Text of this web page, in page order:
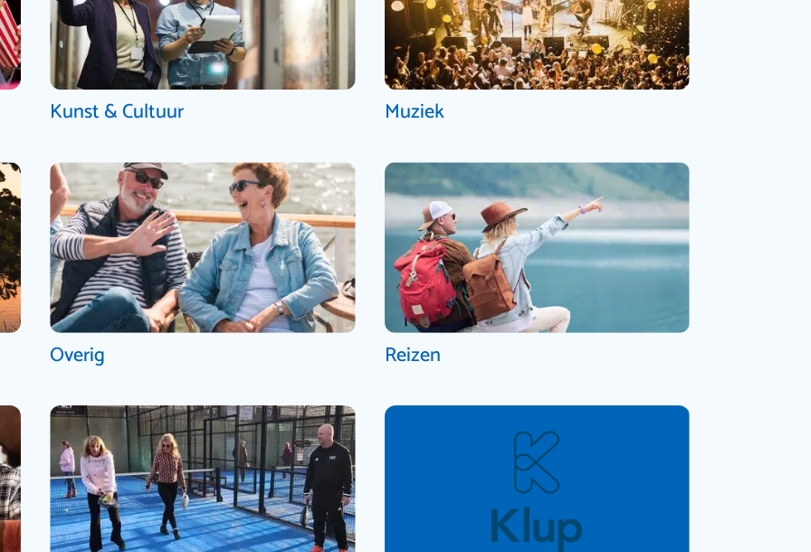
Kunst & Cultuur Muziek
Overig Reizen